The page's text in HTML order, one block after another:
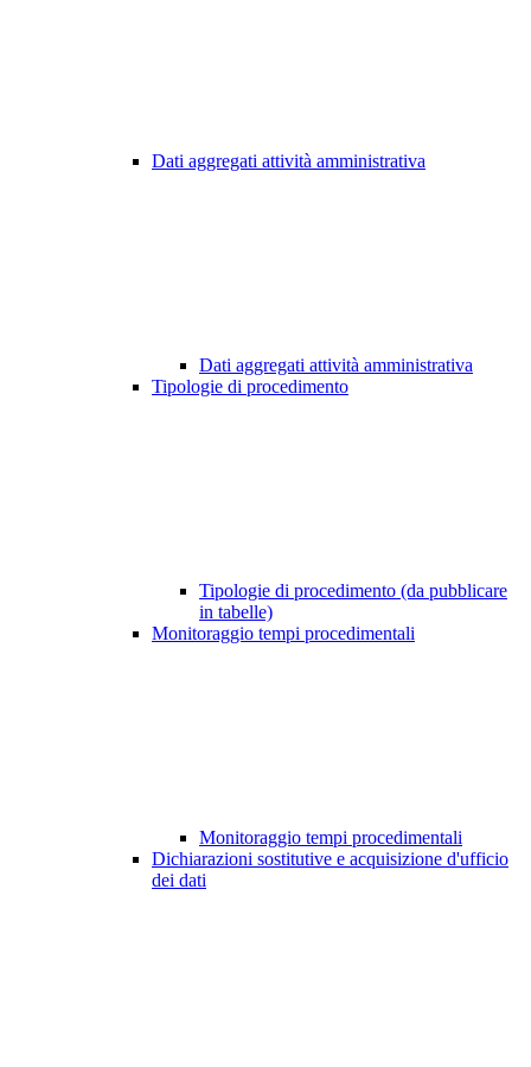
Dati aggregati attività amministrativa
Dati aggregati attività amministrativa
Tipologie di procedimento
Tipologie di procedimento (da pubblicare
in tabelle)
Monitoraggio tempi procedimentali
Monitoraggio tempi procedimentali
Dichiarazioni sostitutive e acquisizione d'ufficio
dei dati